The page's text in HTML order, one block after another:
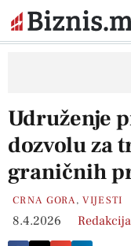
Udruženje
dozvolu za
graničnih
CRNA GORA,VIJESTI
8.4.2026